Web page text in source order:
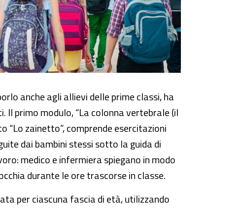
anche agli allievi delle prime classi, ha
Il primo modulo, “La colonna vertebrale (il
zainetto”, comprende esercitazioni
dai bambini stessi sotto la guida di
medico e infermiera spiegano in modo
durante le ore trascorse in classe.
per ciascuna fascia di età, utilizzando